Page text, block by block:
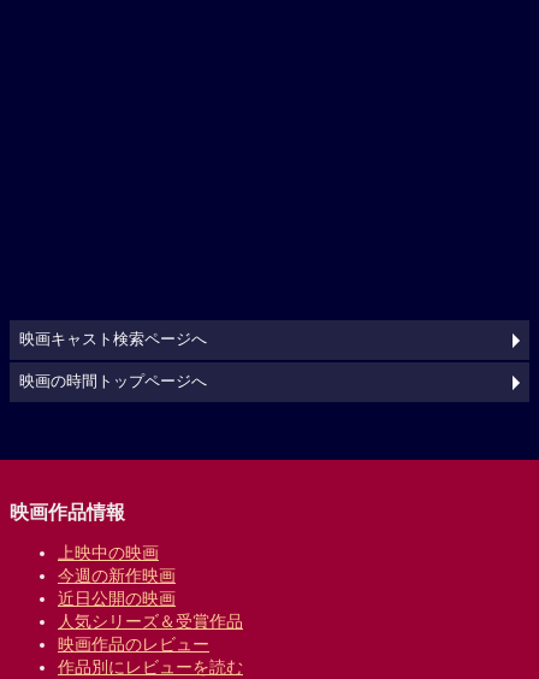
映画キャスト検索ページへ
映画の時間トップページへ
映画作品情報
上映中の映画
今週の新作映画
近日公開の映画
人気シリーズ＆受賞作品
映画作品のレビュー
作品別にレビューを読む